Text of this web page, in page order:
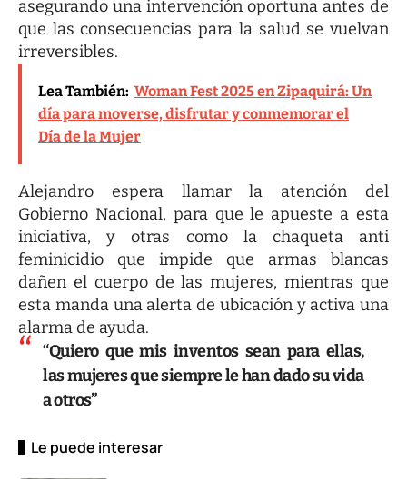
asegurando una intervención oportuna antes de
que las consecuencias para la salud se vuelvan
irreversibles.
Lea También: Woman Fest 2025 en Zipaquirá: Un
día para moverse, disfrutar y conmemorar el
Día de la Mujer
Alejandro espera llamar la atención del
Gobierno Nacional, para que le apueste a esta
iniciativa, y otras como la chaqueta anti
feminicidio que impide que armas blancas
dañen el cuerpo de las mujeres, mientras que
esta manda una alerta de ubicación y activa una
alarma de ayuda.
“Quiero que mis inventos sean para ellas,
las mujeres que siempre le han dado su vida
a otros”
Le puede interesar